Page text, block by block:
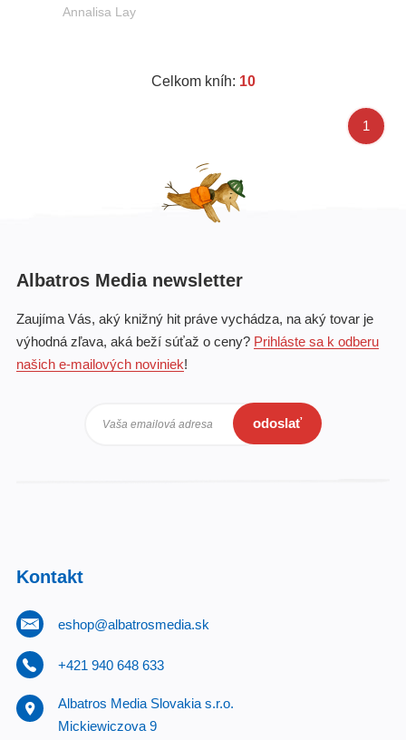
Annalisa Lay
Celkom kníh: 10
1
Albatros Media newsletter
Zaujíma Vás, aký knižný hit práve vychádza, na aký tovar je
výhodná zľava, aká beží súťaž o ceny? Prihláste sa k odberu
našich e-mailových noviniek!
Vaša emailová adresa odoslať
Kontakt
eshop@albatrosmedia.sk
+421 940 648 633
Albatros Media Slovakia s.r.o.
Mickiewiczova 9